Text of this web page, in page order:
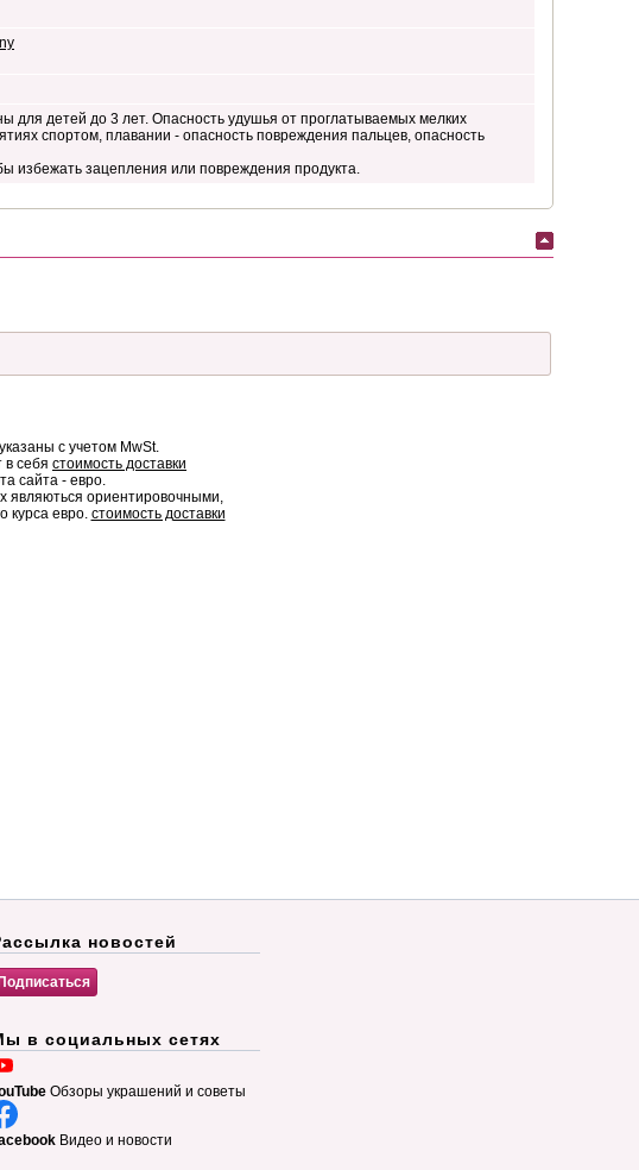
для детей до 3 лет. Опасность удушья от проглатываемых мелких
спортом, плавании - опасность повреждения пальцев, опасность
избежать зацепления или повреждения продукта.
с учетом MwSt.
в себя стоимость доставки
сайта - евро.
являються ориентировочными,
курса евро. стоимость доставки
новостей
в социальных сетях
Обзоры украшений и советы
Видео и новости